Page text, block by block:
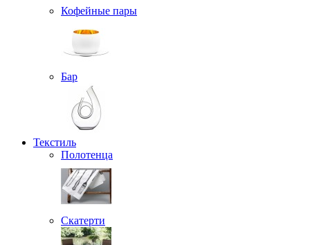
Кофейные пары
Бар
Текстиль
Полотенца
Скатерти